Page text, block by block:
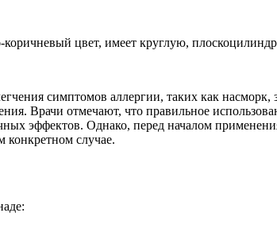
цвет, имеет круглую,
симптомов аллергии, таких как
Врачи отмечают, что правильное
эффектов. Однако, перед началом
конкретном случае.